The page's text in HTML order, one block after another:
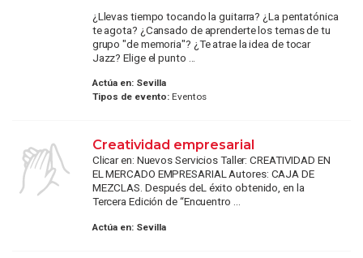
¿Llevas tiempo tocando la guitarra? ¿La pentatónica
te agota? ¿Cansado de aprenderte los temas de tu
grupo "de memoria"? ¿Te atrae la idea de tocar
Jazz? Elige el punto ...
Actúa en: Sevilla
Tipos de evento:Eventos
Creatividad empresarial
Clicar en: Nuevos Servicios Taller: CREATIVIDAD EN
EL MERCADO EMPRESARIAL Autores: CAJA DE
MEZCLAS. Después deL éxito obtenido, en la
Tercera Edición de “Encuentro ...
Actúa en: Sevilla